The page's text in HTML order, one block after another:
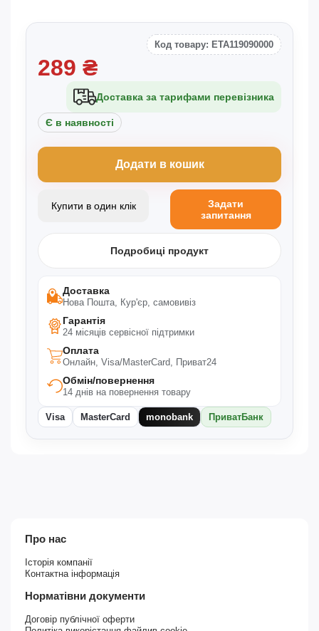
Код товару: ETA119090000
289 ₴
Доставка за тарифами перевізника
Є в наявності
Додати в кошик
Купити в один клік
Задати
запитання
Подробиці продукт
Доставка
Нова Пошта, Кур'єр, самовивіз
Гарантія
24 місяців сервісної підтримки
Оплата
Онлайн, Visa/MasterCard, Приват24
Обмін/повернення
14 днів на повернення товару
Visa MasterCard monobank ПриватБанк
Про нас
Історія компанії
Контактна інформація
Норматівни документи
Договір публічної оферти